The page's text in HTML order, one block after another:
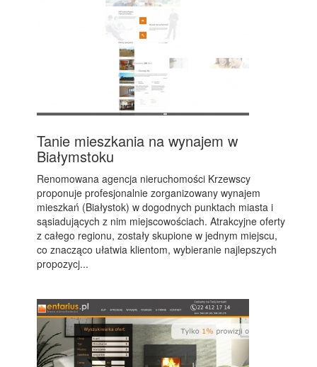
Tanie mieszkania na wynajem w
Białymstoku
Renomowana agencja nieruchomości Krzewscy
proponuje profesjonalnie zorganizowany wynajem
mieszkań (Białystok) w dogodnych punktach miasta i
sąsiadujących z nim miejscowościach. Atrakcyjne oferty
z całego regionu, zostały skupione w jednym miejscu,
co znacząco ułatwia klientom, wybieranie najlepszych
propozycj...